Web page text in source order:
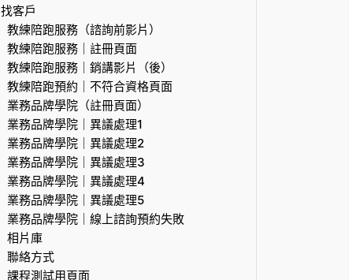
找客戶
教練陪跑服務（諮詢前影片）
教練陪跑服務｜註冊頁面
教練陪跑服務｜銷講影片（後）
教練陪跑預約｜不符合資格頁面
業務品牌學院（註冊頁面）
業務品牌學院｜異議處理1
業務品牌學院｜異議處理2
業務品牌學院｜異議處理3
業務品牌學院｜異議處理4
業務品牌學院｜異議處理5
業務品牌學院｜線上諮詢預約失敗
相片庫
聯絡方式
課程測試用頁面